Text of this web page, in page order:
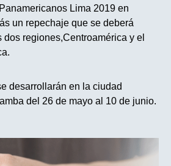
Lima 2019 en
un repechaje que se deberá
regiones,Centroamérica y el
desarrollarán en la ciudad
del 26 de mayo al 10 de junio.